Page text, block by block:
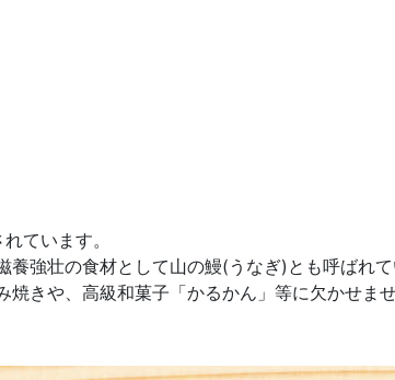
ています。
強壮の食材として山の鰻(うなぎ)とも呼ばれて
きや、高級和菓子「かるかん」等に欠かせませ